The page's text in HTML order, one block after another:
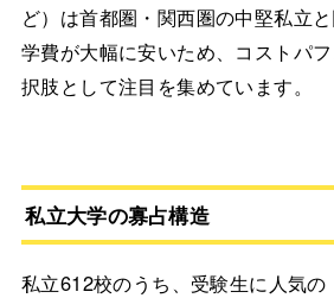
ど）は首都圏・関西圏の中堅私立
学費が大幅に安いため、コストパ
択肢として注目を集めています。
私立大学の寡占構造
私立612校のうち、受験生に人気